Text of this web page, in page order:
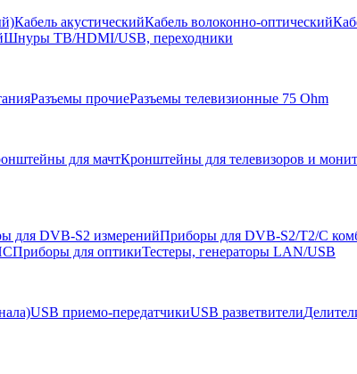
Кабель акустическийКабель волоконно-оптический
Шнуры ТВ/HDMI/USB, переходники
Разъемы прочиеРазъемы телевизионные 75 Ohm
для мачтКронштейны для телевизоров и
для DVB-S2 измеренийПриборы для DVB-S2/T2/C
Приборы для оптикиТестеры, генераторы LAN/USB
USB приемо-передатчикиUSB разветвители